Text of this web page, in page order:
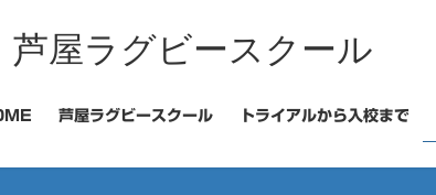
屋ラグビースクール
芦屋ラグビースクール トライアルから入校まで